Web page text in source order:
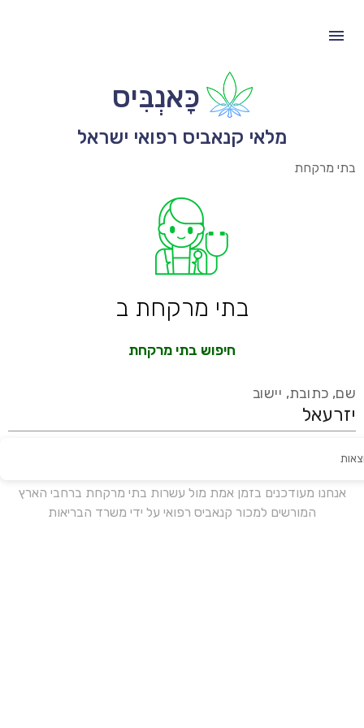
כָּאנְבִּיס
מלאי קנאביס רפואי ישראל
בתי מרקחת
בתי מרקחת ב
חיפוש בתי מרקחת
שם, כתובת, יישוב
אנחנו מעודכנים בזמן אמת מול עשרות בתי מרקחת ברחבי הארץ
המורשים למכור קנאביס רפואי על ידי משרד הבריאות